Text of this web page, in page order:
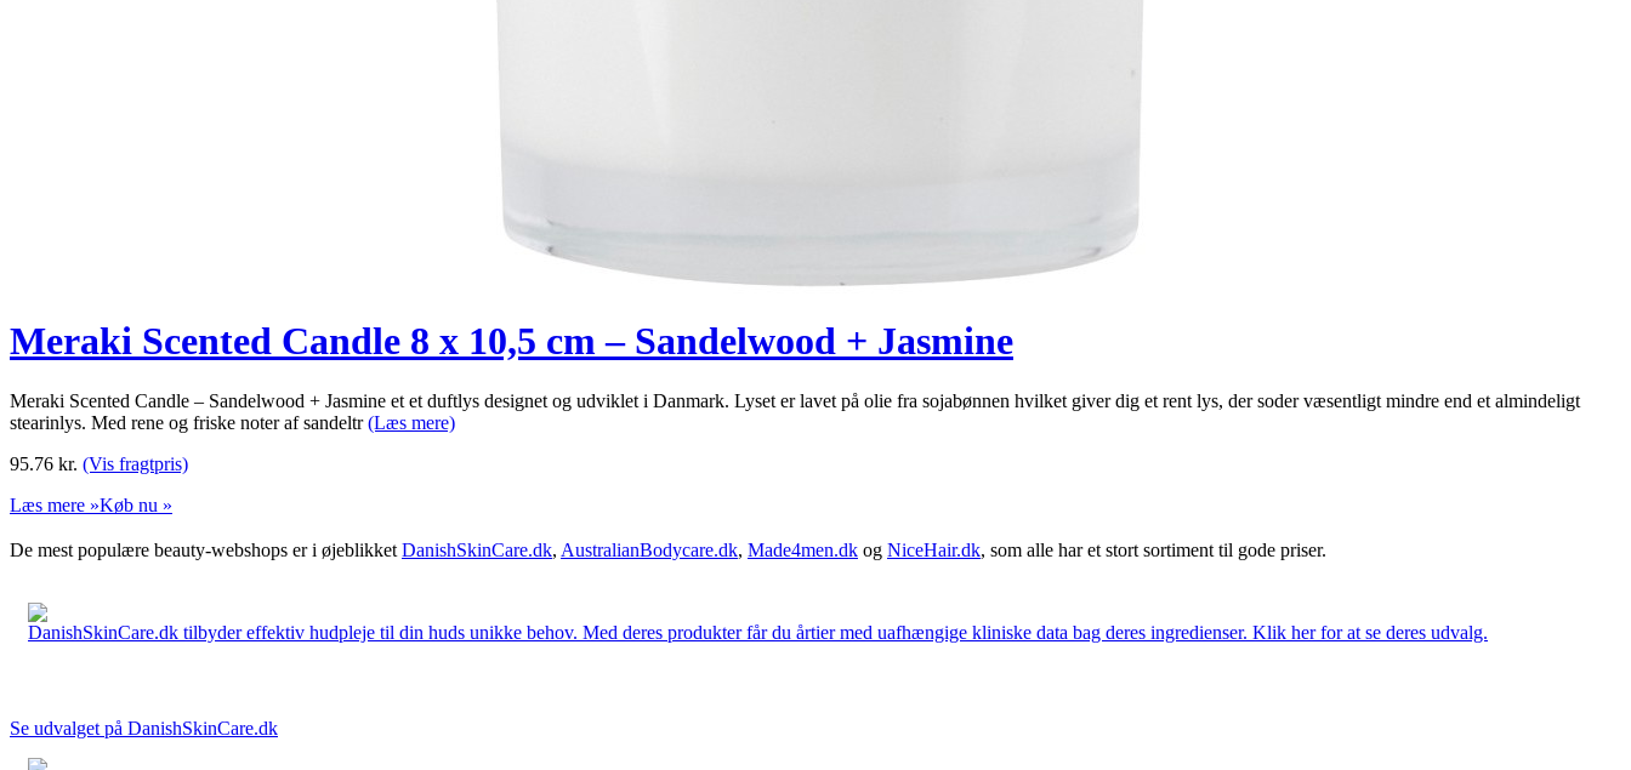
Meraki Scented Candle 8 x 10,5 cm – Sandelwood + Jasmine
Meraki Scented Candle – Sandelwood + Jasmine et et duftlys designet og udviklet i Danmark. Lyset er lavet på olie fra sojabønnen hvilket giver dig et rent lys, der soder væsentligt mindre end et almindeligt
stearinlys. Med rene og friske noter af sandeltr(Læs mere)
95.76 kr. (Vis fragtpris)
Læs mere »Køb nu »
De mest populære beauty-webshops er i øjeblikket DanishSkinCare.dk, AustralianBodycare.dk, Made4men.dk og NiceHair.dk, som alle har et stort sortiment til gode priser.
DanishSkinCare.dk tilbyder effektiv hudpleje til din huds unikke behov. Med deres produkter får du årtier med uafhængige kliniske data bag deres ingredienser. Klik her for at se deres udvalg.
Se udvalget på DanishSkinCare.dk